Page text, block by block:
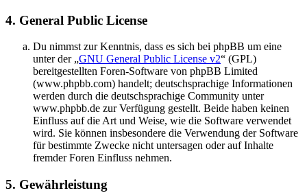
4. General Public License
Du nimmst zur Kenntnis, dass es sich bei phpBB um eine
unter der „GNU General Public License v2“ (GPL)
bereitgestellten Foren-Software von phpBB Limited
(www.phpbb.com) handelt; deutschsprachige Informationen
werden durch die deutschsprachige Community unter
www.phpbb.de zur Verfügung gestellt. Beide haben keinen
Einfluss auf die Art und Weise, wie die Software verwendet
wird. Sie können insbesondere die Verwendung der Software
für bestimmte Zwecke nicht untersagen oder auf Inhalte
fremder Foren Einfluss nehmen.
5. Gewährleistung